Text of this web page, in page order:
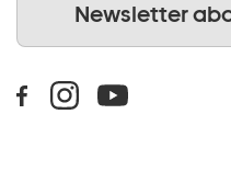
Newsletter